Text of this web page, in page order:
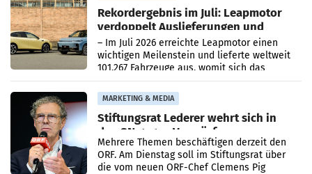
Rekordergebnis im Juli: Leapmotor
verdoppelt Auslieferungen und
überschreitet die 100.000er-Marke
– Im Juli 2026 erreichte Leapmotor einen
wichtigen Meilenstein und lieferte weltweit
101.267 Fahrzeuge aus, womit sich das
Ergebnis gegenüber Juli 2025 mehr als
verdoppelte (+102
MARKETING & MEDIA
Stiftungsrat Lederer wehrt sich in
den SN gegen Vorwürfe
Mehrere Themen beschäftigen derzeit den
ORF. Am Dienstag soll im Stiftungsrat über
die vom neuen ORF-Chef Clemens Pig